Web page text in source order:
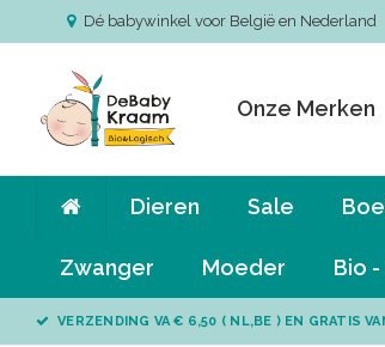
Dé babywinkel voor België en Nederland
Onze Merken
Dieren Sale
Zwanger Moeder Bio
VERZENDING VA € 6,50 ( NL,BE ) EN GRATIS